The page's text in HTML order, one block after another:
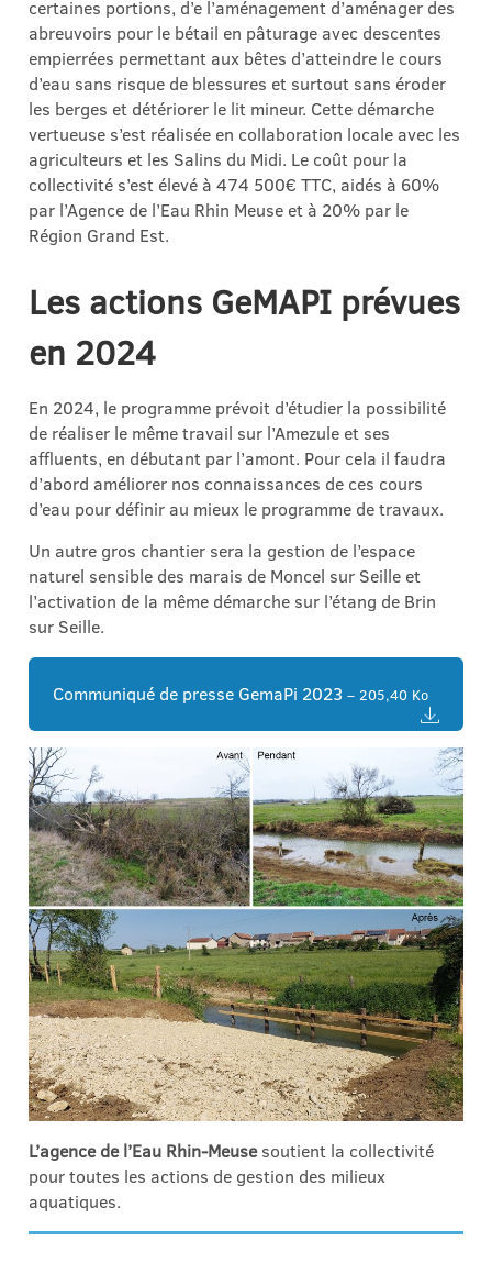
certaines portions, d’e l’aménagement d’aménager des
abreuvoirs pour le bétail en pâturage avec descentes
empierrées permettant aux bêtes d’atteindre le cours
d’eau sans risque de blessures et surtout sans éroder
les berges et détériorer le lit mineur. Cette démarche
vertueuse s’est réalisée en collaboration locale avec les
agriculteurs et les Salins du Midi. Le coût pour la
collectivité s’est élevé à 474 500€ TTC, aidés à 60%
par l’Agence de l’Eau Rhin Meuse et à 20% par le
Région Grand Est.
Les actions GeMAPI prévues
en 2024
En 2024, le programme prévoit d’étudier la possibilité
de réaliser le même travail sur l’Amezule et ses
affluents, en débutant par l’amont. Pour cela il faudra
d’abord améliorer nos connaissances de ces cours
d’eau pour définir au mieux le programme de travaux.
Un autre gros chantier sera la gestion de l’espace
naturel sensible des marais de Moncel sur Seille et
l’activation de la même démarche sur l’étang de Brin
sur Seille.
Communiqué de presse GemaPi 2023 – 205,40 Ko
L’agence de l’Eau Rhin-Meusesoutient la collectivité
pour toutes les actions de gestion des milieux
aquatiques.